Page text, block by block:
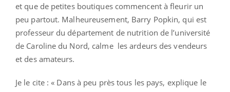
et que de petites boutiques commencent à fleurir un
peu partout. Malheureusement, Barry Popkin, qui est
professeur du département de nutrition de l’université
de Caroline du Nord, calme les ardeurs des vendeurs
et des amateurs.
Je le cite : « Dans à peu près tous les pays, explique le